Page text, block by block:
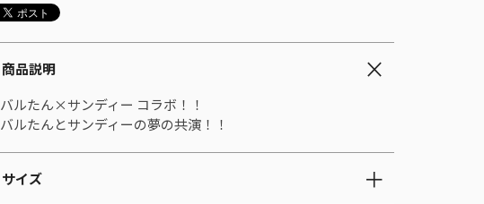
商品説明
バルたん×サンディー コラボ！！
バルたんとサンディーの夢の共演！！
サイズ